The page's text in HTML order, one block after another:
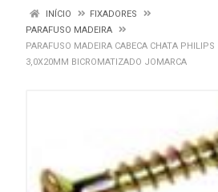
INÍCIO
FIXADORES
PARAFUSO MADEIRA
PARAFUSO MADEIRA CABECA CHATA PHILIPS
3,0X20MM BICROMATIZADO JOMARCA